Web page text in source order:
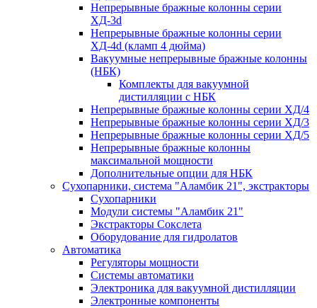
Непрерывные бражные колонны серии
ХД-3d
Непрерывные бражные колонны серии
ХД-4d (кламп 4 дюйма)
Вакуумные непрерывные бражные колонны
(НБК)
Комплекты для вакуумной
дистилляции с НБК
Непрерывные бражные колонны серии ХД/4
Непрерывные бражные колонны серии ХД/3
Непрерывные бражные колонны серии ХД/5
Непрерывные бражные колонны
максимальной мощности
Дополнительные опции для НБК
Сухопарники, система "Аламбик 21", экстракторы
Сухопарники
Модули системы "Аламбик 21"
Экстракторы Сокслета
Оборудование для гидролатов
Автоматика
Регуляторы мощности
Системы автоматики
Электроника для вакуумной дистилляции
Электронные компоненты